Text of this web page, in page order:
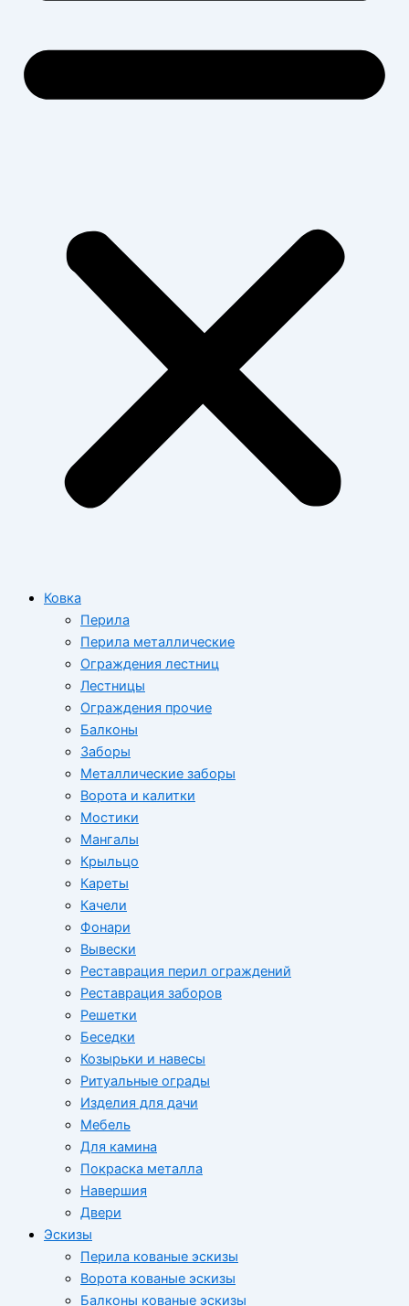
Ковка
Перила
Перила металлические
Ограждения лестниц
Лестницы
Ограждения прочие
Балконы
Заборы
Металлические заборы
Ворота и калитки
Мостики
Мангалы
Крыльцо
Кареты
Качели
Фонари
Вывески
Реставрация перил ограждений
Реставрация заборов
Решетки
Беседки
Козырьки и навесы
Ритуальные ограды
Изделия для дачи
Мебель
Для камина
Покраска металла
Навершия
Двери
Эскизы
Перила кованые эскизы
Ворота кованые эскизы
Балконы кованые эскизы